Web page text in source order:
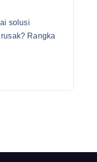
solusi
Rangka